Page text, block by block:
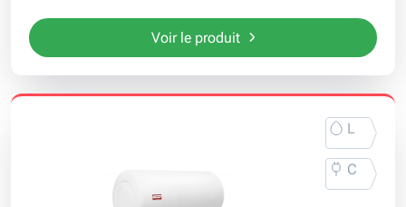
Voir le produit
L
C